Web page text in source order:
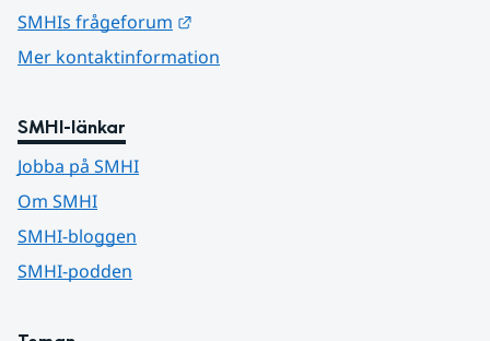
SMHIs frågeforum
Mer kontaktinformation
SMHI-länkar
Jobba på SMHI
Om SMHI
SMHI-bloggen
SMHI-podden